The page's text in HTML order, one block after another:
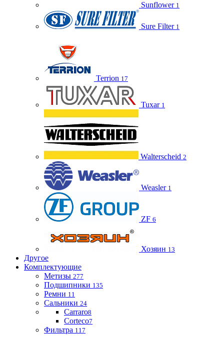
Sunflower 1
Sure Filter 1
Terrion 17
Tuxar 1
Walterscheid 2
Weasler 1
ZF 6
Хозяин 13
Другое
Комплектующие
Метизы 277
Подшипники 135
Ремни 11
Сальники 24
Carraro8
Corteco7
Фильтра 117